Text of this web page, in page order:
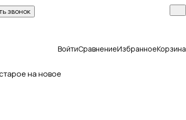
звонок
ВойтиСравнениеИзбранноеКорзина
на новое